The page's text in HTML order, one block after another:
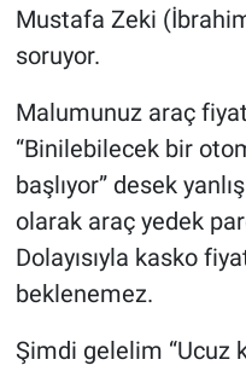
Mustafa Zeki
soruyor.
Malumunuz araç
“Binilebilecek bir
başlıyor” desek
olarak araç yedek
Dolayısıyla kasko
beklenemez.
Şimdi gelelim “Ucuz